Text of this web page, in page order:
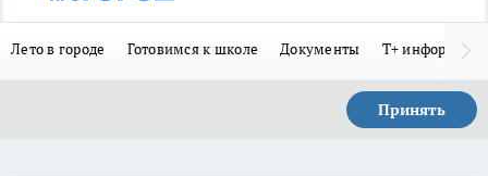
Лето в городе Готовимся к школе Документы Т+
Принять